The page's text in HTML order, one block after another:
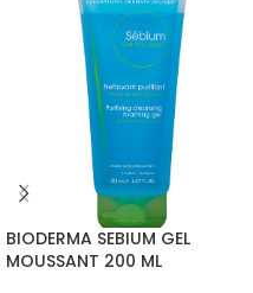
BIODERMA SEBIUM GEL
MOUSSANT 200 ML